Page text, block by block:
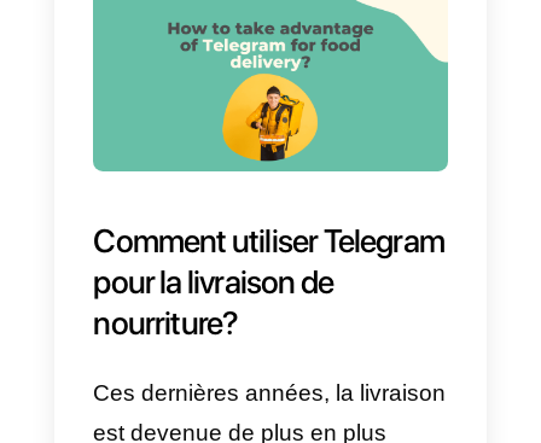
messagerieaxée sur la rapidité,
l’innovation et la sécurité. Il est
très rapide, simple,
multifonctionnel pour les groupes
et les communautés, sécurisé et
gratuit. Telegram peut être utilisé
sur tous vos appareils en même
temps. Cela crée un avantage
considérable parrapport à